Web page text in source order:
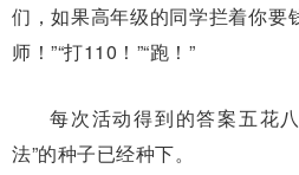
们，如果高年级的同学拦着你要
师！”“打110！”“跑！”
每次活动得到的答案五花
法”的种子已经种下。